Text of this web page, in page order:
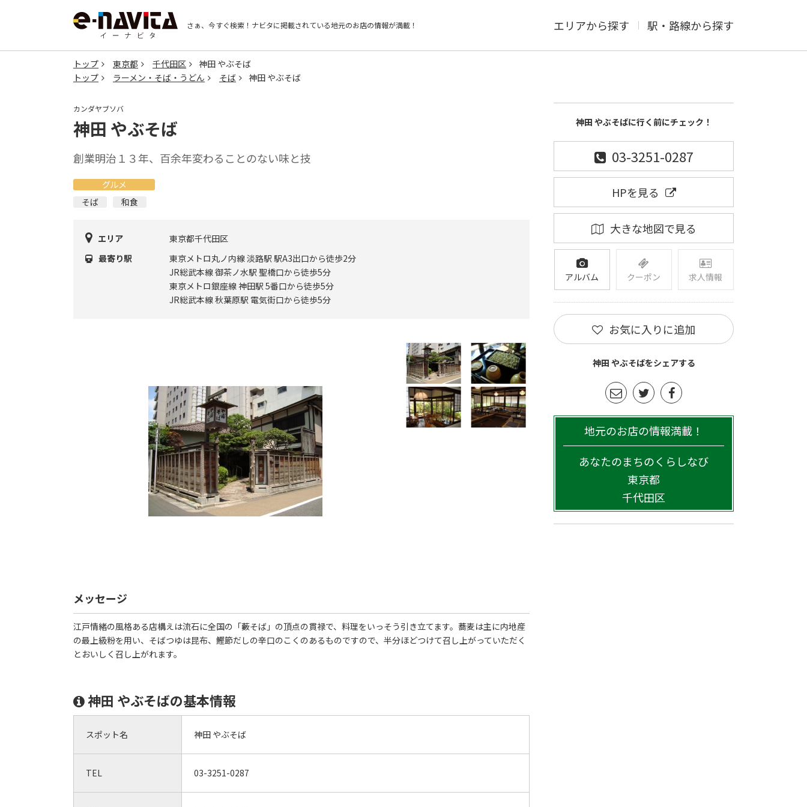
さぁ、今すぐ検索！ ナビタに掲載されている地元のお店の情報が満載！ エリアから探す 駅・路線から探す
トップ 東京都 千代田区
神田 やぶそば
トップ
ラーメン・そば・うどん そば 神田 やぶそば
カンダヤブソバ
神田 やぶそば
創業明治１３年、百余年変わることのない味と技
グルメ
そば
和食
エリア
東京都千代田区
最寄り駅
東京メトロ丸ノ内線 淡路駅 駅A3出口から徒歩2分
JR総武本線 御茶ノ水駅 聖橋口から徒歩5分
東京メトロ銀座線 神田駅 5番口から徒歩5分
JR総武本線 秋葉原駅 電気街口から徒歩5分
メッセージ
江戸情緒の風格ある店構えは流石に全国の「藪そば」の頂点の貫禄で、料理をいっそう引き立てます。蕎麦は主に内地産
の最上級粉を用い、そばつゆは昆布、鰹節だしの辛口のこくのあるものですので、半分ほどつけて召し上がっていただく
とおいしく召し上がれます。
神田 やぶそばの基本情報
スポット名 神田 やぶそば
TEL 03-3251-0287
神田 やぶそばに行く前にチェック！
03-3251-0287
HPを見る
大きな地図で見る
アルバム クーポン 求人情報
お気に入りに追加
神田 やぶそばをシェアする
地元のお店の情報満載！
あなたのまちのくらしなび
東京都
千代田区